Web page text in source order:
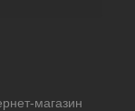
магазин